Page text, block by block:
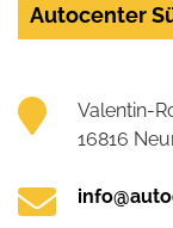
Autocenter
Valentin-
16816